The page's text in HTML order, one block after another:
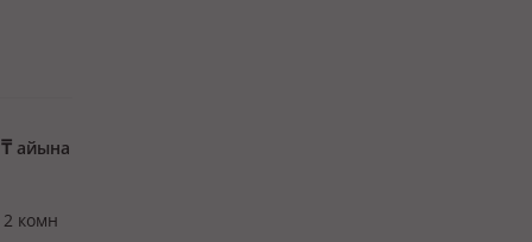
₸ айына
комн